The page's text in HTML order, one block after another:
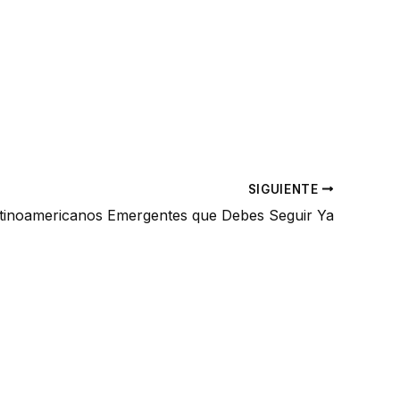
SIGUIENTE
Emergentes que Debes Seguir Ya